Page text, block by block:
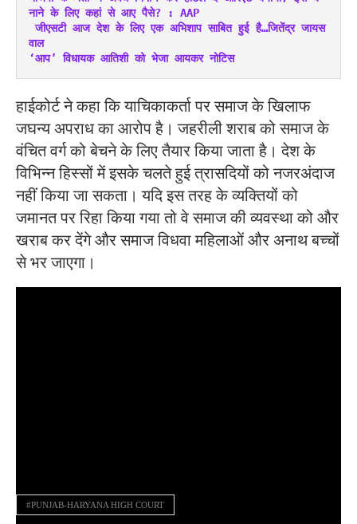
नाने के लिए कहां से आए पैसे? : AAP
जीएसटी आज देश के लिए एक अभिशाप साबित हुई है…जितेंद्र जायस
वाल
‘आप’ विधायक आतिशी को भेजा आयकर नोटिस
हाईकोर्ट ने कहा कि याचिकाकर्ता पर समाज के खिलाफ
जघन्य अपराध का आरोप है। जहरीली शराब को समाज के
वंचित वर्ग को बेचने के लिए तैयार किया जाता है। देश के
विभिन्न हिस्सों में इसके चलते हुई त्रासदियों को नजरअंदाज
नहीं किया जा सकता। यदि इस तरह के व्यक्तियों को
जमानत पर रिहा किया गया तो वे समाज की व्यवस्था को और
खराब कर देंगे और समाज विधवा महिलाओं और अनाथ बच्चों
से भर जाएगा।
#PUNJAB-HARYANA HIGH COURT